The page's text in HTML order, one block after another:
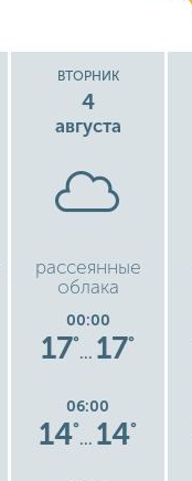
ВТОРНИК
4
августа
рассеянные
облака
00:00
17°
… 17°
06:00
14°
… 14°